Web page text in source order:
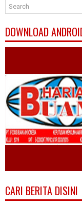
DOWNLOAD
CARI BERITA DISINI